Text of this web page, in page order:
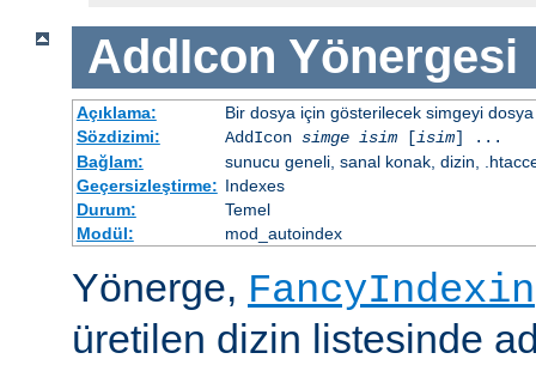
AddIcon Yönergesi
Açıklama:
Bir dosya için gösterilecek simgeyi
Sözdizimi:
AddIcon simge isim[isim] ...
Bağlam:
sunucu geneli, sanal konak, dizin,
Geçersizleştirme: Indexes
Durum:
Temel
Modül:
mod_autoindex
Yönerge,
üretilen dizin listesinde